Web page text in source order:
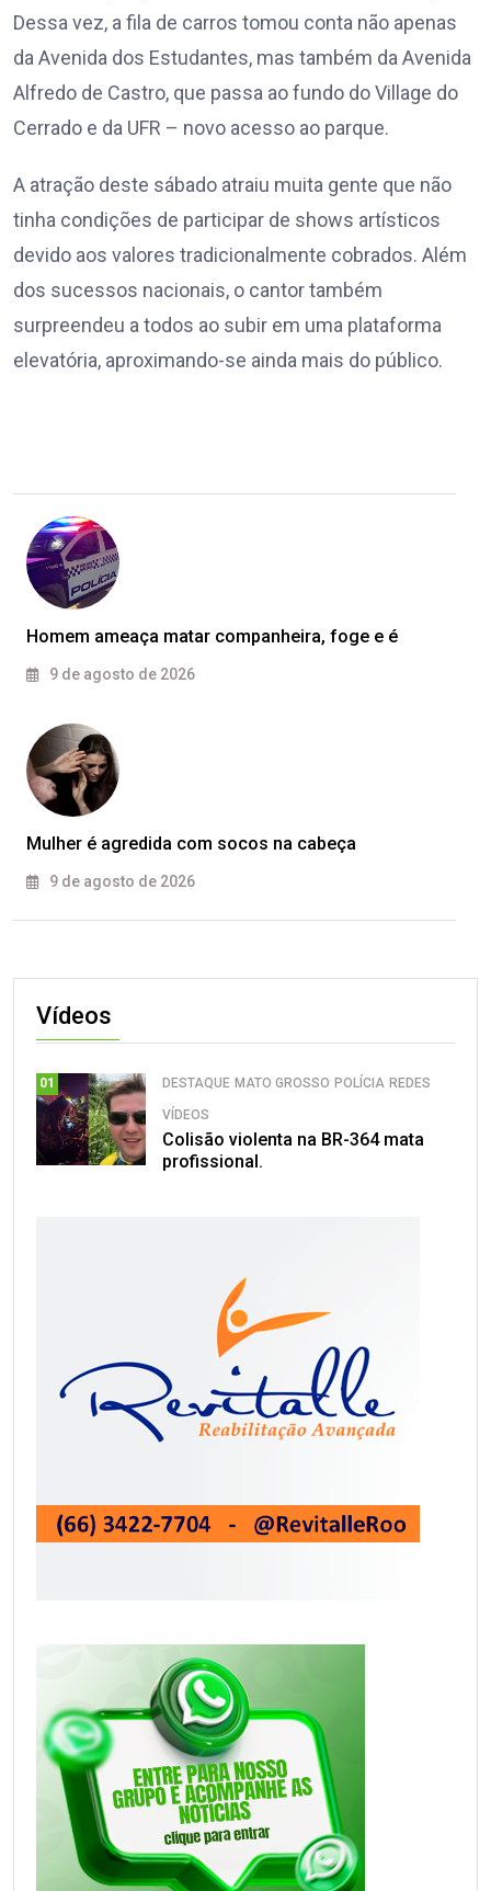
Dessa vez, a fila de carros tomou conta não apenas
da Avenida dos Estudantes, mas também da Avenida
Alfredo de Castro, que passa ao fundo do Village do
Cerrado e da UFR – novo acesso ao parque.
A atração deste sábado atraiu muita gente que não
tinha condições de participar de shows artísticos
devido aos valores tradicionalmente cobrados. Além
dos sucessos nacionais, o cantor também
surpreendeu a todos ao subir em uma plataforma
elevatória, aproximando-se ainda mais do público.
Homem ameaça matar companheira, foge e é
9 de agosto de 2026
Mulher é agredida com socos na cabeça
9 de agosto de 2026
Vídeos
01 DESTAQUE MATO GROSSO POLÍCIA REDES
VÍDEOS
Colisão violenta na BR-364 mata
profissional.